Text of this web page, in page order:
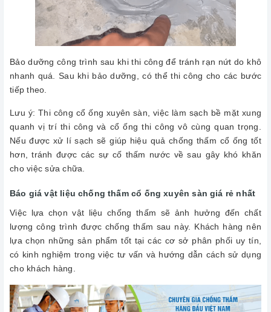
Bảo dưỡng công trình sau khi thi công để tránh rạn nứt do khô
nhanh quá. Sau khi bảo dưỡng, có thể thi công cho các bước
tiếp theo.
Lưu ý: Thi công cổ ống xuyên sàn, việc làm sạch bề mặt xung
quanh vị trí thi công và cổ ống thi công vô cùng quan trọng.
Nếu được xử lí sạch sẽ giúp hiệu quả chống thấm cổ ống tốt
hơn, tránh được các sự cố thấm nước về sau gây khó khăn
cho việc sửa chữa.
Báo giá vật liệu chống thấm cổ ống xuyên sàn giá rẻ nhất
Việc lựa chọn vật liệu chống thấm sẽ ảnh hưởng đến chất
lượng công trình được chống thấm sau này. Khách hàng nên
lựa chọn những sản phẩm tốt tại các cơ sở phân phối uy tín,
có kinh nghiệm trong việc tư vấn và hướng dẫn cách sử dụng
cho khách hàng.